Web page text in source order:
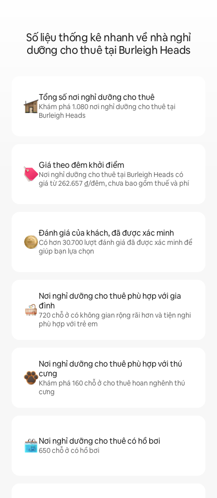
Số liệu thống kê nhanh về nhà nghỉ
dưỡng cho thuê tại Burleigh Heads
Tổng số nơi nghỉ dưỡng cho thuê
Khám phá 1.080 nơi nghỉ dưỡng cho thuê tại
Burleigh Heads
Giá theo đêm khởi điểm
Nơi nghỉ dưỡng cho thuê tại Burleigh Heads có
giá từ 262.657 ₫/đêm, chưa bao gồm thuế và phí
Đánh giá của khách, đã được xác minh
Có hơn 30.700 lượt đánh giá đã được xác minh để
giúp bạn lựa chọn
Nơi nghỉ dưỡng cho thuê phù hợp với gia
đình
720 chỗ ở có không gian rộng rãi hơn và tiện nghi
phù hợp với trẻ em
Nơi nghỉ dưỡng cho thuê phù hợp với thú
cưng
Khám phá 160 chỗ ở cho thuê hoan nghênh thú
cưng
Nơi nghỉ dưỡng cho thuê có hồ bơi
650 chỗ ở có hồ bơi